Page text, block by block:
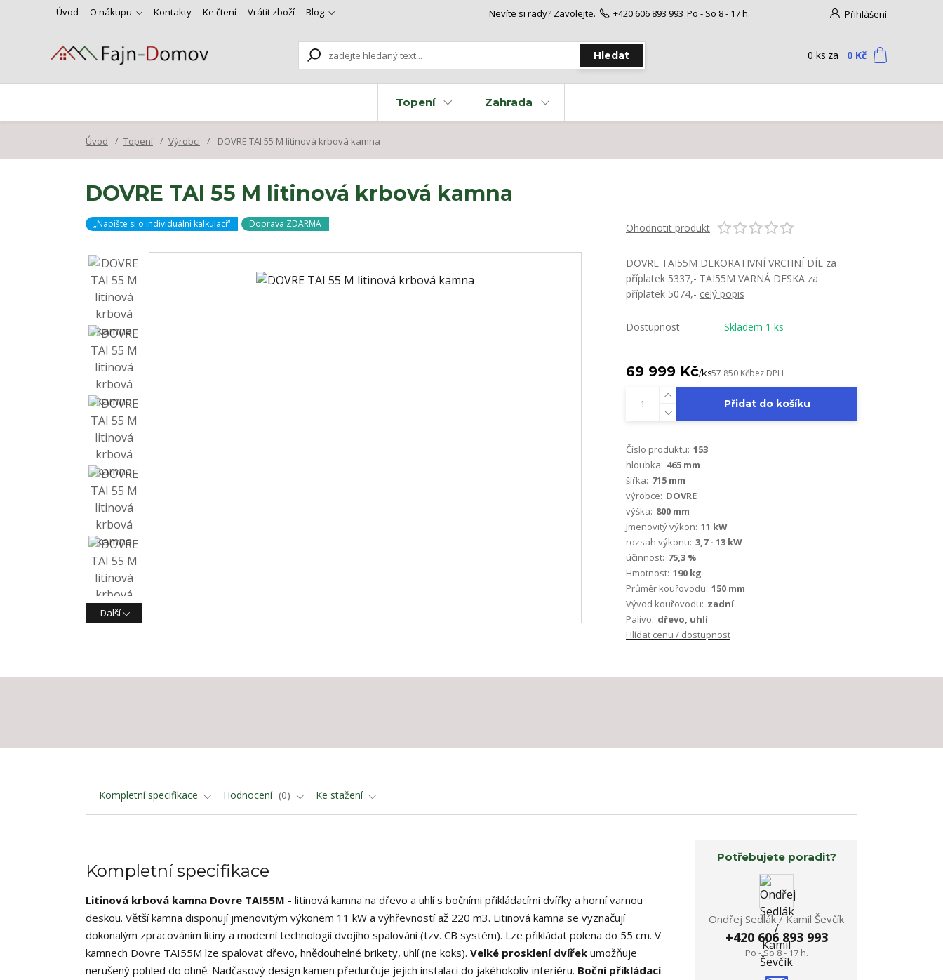
Úvod O nákupu Kontakty Ke čtení Vrátit zboží Blog Přihlášení
Hledat
Nevíte si rady? Zavolejte. +420 606 893 993 Po - So 8 - 17 h.
0 ks za 0 Kč
Topení Zahrada
Úvod Topení Výrobci DOVRE TAI 55 M litinová krbová kamna
DOVRE TAI 55 M litinová krbová kamna
„Napište si o individuální kalkulaci“ Doprava ZDARMA
Další
Ohodnotit produkt
DOVRE TAI55M DEKORATIVNÍ VRCHNÍ DÍL za
příplatek 5337,- TAI55M VARNÁ DESKA za
příplatek 5074,- celý popis
Dostupnost Skladem 1 ks
69 999 Kč/ks57 850 Kčbez DPH
Přidat do košíku
Číslo produktu: 153
hloubka: 465 mm
šířka: 715 mm
výrobce: DOVRE
výška: 800 mm
Jmenovitý výkon: 11 kW
rozsah výkonu: 3,7 - 13 kW
účinnost: 75,3 %
Hmotnost: 190 kg
Průměr kouřovodu: 150 mm
Vývod kouřovodu: zadní
Palivo: dřevo, uhlí
Hlídat cenu / dostupnost
Kompletní specifikace Hodnocení 0 Ke stažení
Kompletní specifikace
Litinová krbová kamna Dovre TAI55M - litinová kamna na dřevo a uhlí s bočními přikládacími dvířky a horní varnou
deskou. Větší kamna disponují jmenovitým výkonem 11 kW a výhřevností až 220 m3. Litinová kamna se vyznačují
dokonalým zpracováním litiny a moderní technologií dvojího spalování (tzv. CB systém). Lze přikládat polena do 55 cm. V
kamnech Dovre TAI55M lze spalovat dřevo, hnědouhelné brikety, uhlí (ne koks). Velké prosklení dvířek umožňuje
nerušený pohled do ohně. Nadčasový design kamen předurčuje jejich instalaci do jakéhokoliv interiéru. Boční přikládací
Potřebujete poradit?
Ondřej Sedlák / Kamil Ševčík
+420 606 893 993
Po - So 8 - 17 h.